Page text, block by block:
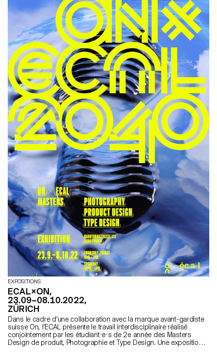
EXPOSITIONS
ECAL×ON,
23.09–08.10.2022,
ZÜRICH
Dans le cadre d’une collaboration avec la marque avant-gardiste
suisse On, l’ECAL présente le travail interdisciplinaire réalisé
conjointement par les étudiant·e·s de 2e année des Masters
Design de produit, Photographie et Type Design. Une exposition